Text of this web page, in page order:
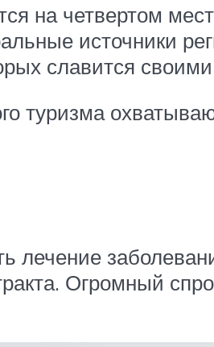
на четвертом
источники
славится
туризма
лечение
Огромный